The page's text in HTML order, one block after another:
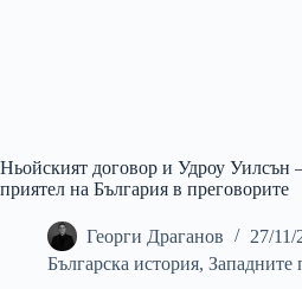
Ньойският договор и Удроу Уилсън
приятел на България в преговорите
Георги Драганов
27/11/
Българска история, Западните